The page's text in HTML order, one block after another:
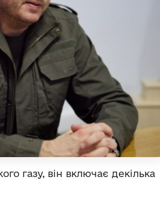
газу, він включає декілька